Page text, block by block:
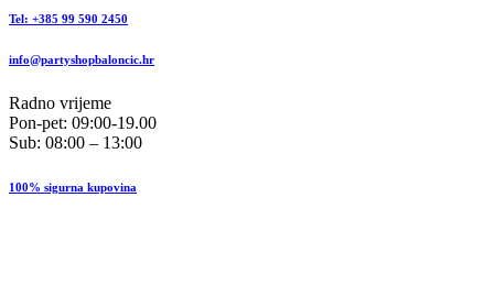
Tel: +385 99 590 2450
info@partyshopbaloncic.hr
Radno vrijeme
Pon-pet: 09:00-19.00
Sub: 08:00 – 13:00
100% sigurna kupovina